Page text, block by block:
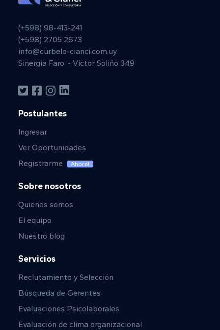
(+598) 98-413-241
(+598) 2705 2673
info@curbelo-cianci.com.uy
Sinergia Faro. - Víctor Soliño 349
Postulantes
Ingresar
Ver Oportunidades
Registrarme
Ahora!
Sobre nosotros
Quienes somos
El equipo
Nuestro blog
Servicios
Reclutamiento y Selección
Búsqueda de Gerentes
Evaluaciones Psicolaborales
Evaluación de clima organizacional